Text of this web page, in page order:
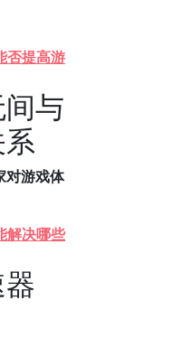
否提高游
与
对游戏体
解决哪些